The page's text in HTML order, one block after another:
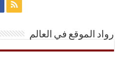
رواد الموقع في العالم